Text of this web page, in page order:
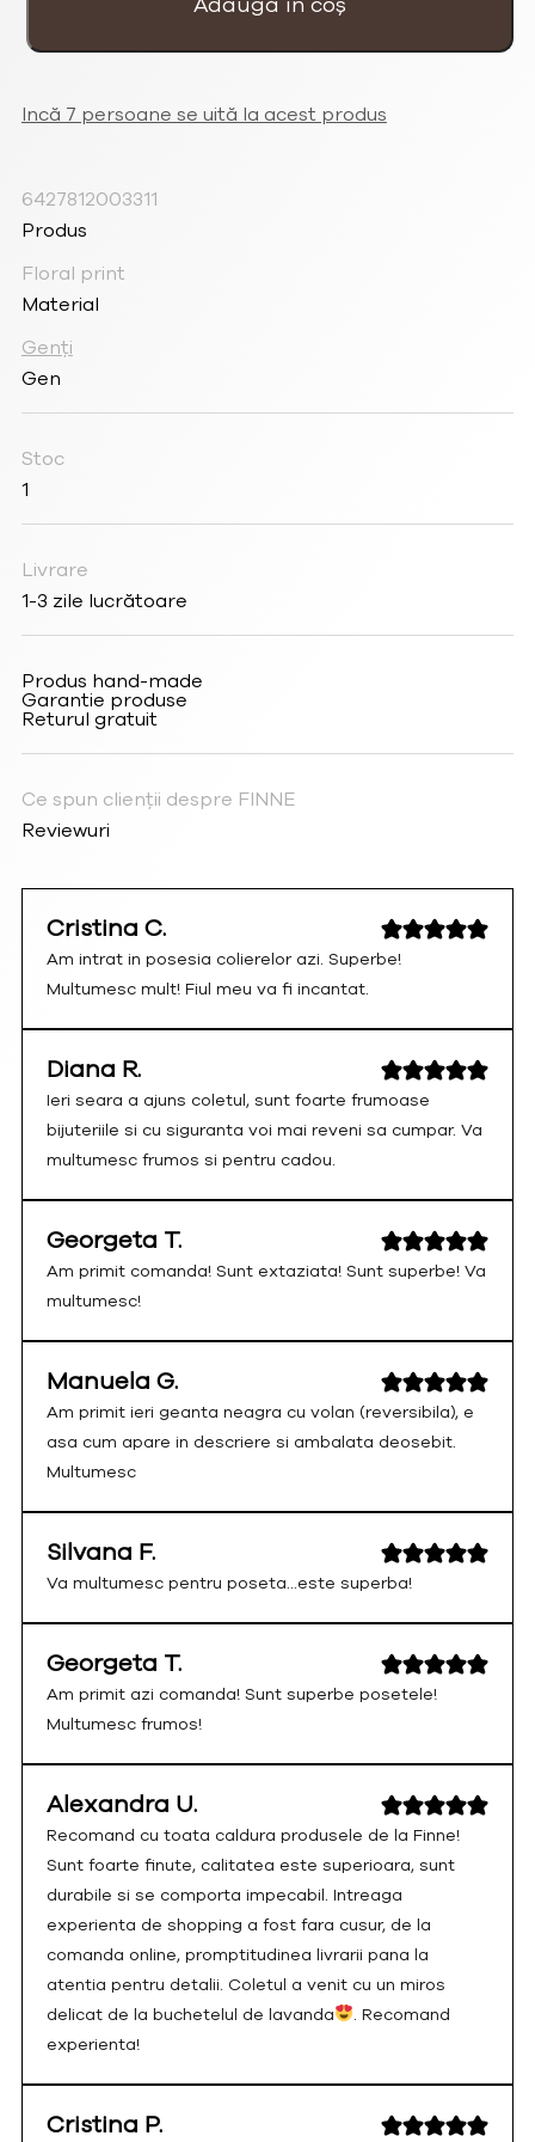
Incă 7 persoane se uită la acest produs
6427812003311
Produs
Floral print
Material
Genți
Gen
Stoc
1
Livrare
1-3 zile lucrătoare
Produs hand-made
Garantie produse
Returul gratuit
Ce spun clienții despre FINNE
Reviewuri
Cristina C.
Am intrat in posesia colierelor azi. Superbe!
Multumesc mult! Fiul meu va fi incantat.
Diana R.
Ieri seara a ajuns coletul, sunt foarte frumoase
bijuteriile si cu siguranta voi mai reveni sa cumpar. Va
multumesc frumos si pentru cadou.
Georgeta T.
Am primit comanda! Sunt extaziata! Sunt superbe! Va
multumesc!
Manuela G.
Am primit ieri geanta neagra cu volan (reversibila), e
asa cum apare in descriere si ambalata deosebit.
Multumesc
Silvana F.
Va multumesc pentru poseta...este superba!
Georgeta T.
Am primit azi comanda! Sunt superbe posetele!
Multumesc frumos!
Alexandra U.
Recomand cu toata caldura produsele de la Finne!
Sunt foarte finute, calitatea este superioara, sunt
durabile si se comporta impecabil. Intreaga
experienta de shopping a fost fara cusur, de la
comanda online, promptitudinea livrarii pana la
atentia pentru detalii. Coletul a venit cu un miros
delicat de la buchetelul de lavanda
. Recomand
experienta!
Cristina P.